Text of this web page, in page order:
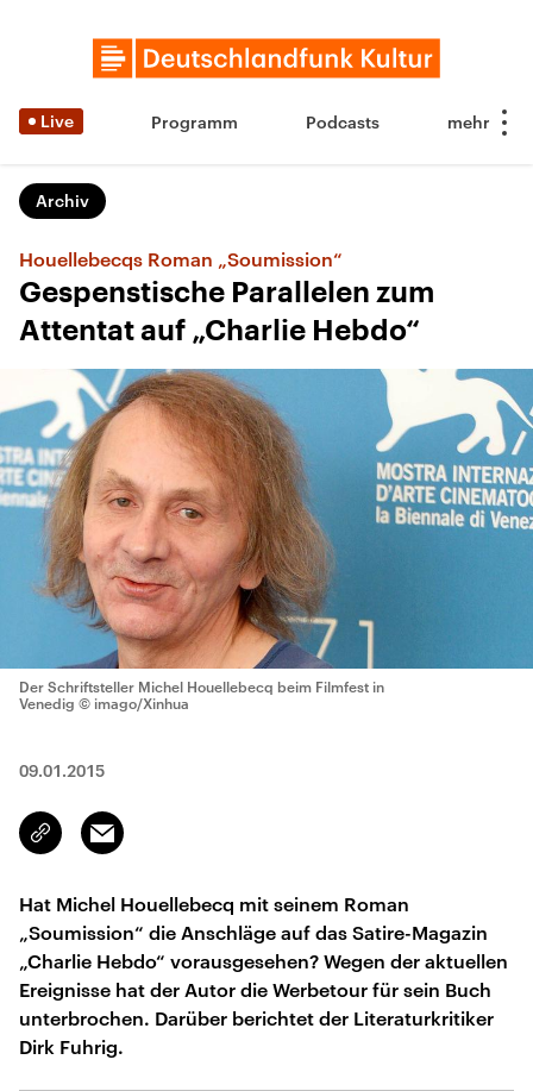
Live Programm Podcasts
Archiv
Houellebecqs Roman „Soumission“
Gespenstische Parallelen zum
Attentat auf „Charlie Hebdo“
Der Schriftsteller Michel Houellebecq beim Filmfest in
Venedig © imago/Xinhua
09.01.2015
Link
kopieren/teilen
Email
Hat Michel Houellebecq mit seinem Roman
„Soumission“ die Anschläge auf das Satire-Magazin
„Charlie Hebdo“ vorausgesehen? Wegen der aktuellen
Ereignisse hat der Autor die Werbetour für sein Buch
unterbrochen. Darüber berichtet der Literaturkritiker
Dirk Fuhrig.